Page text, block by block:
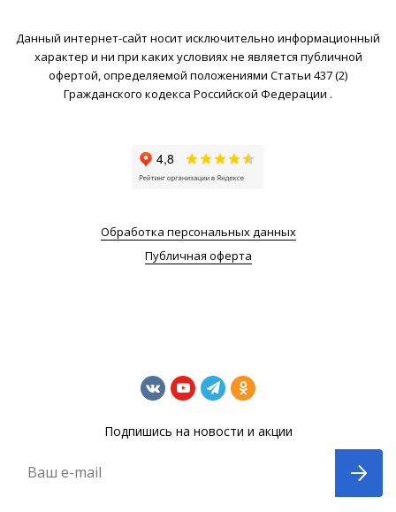
Данный интернет-сайт носит исключительно информационный
характер и ни при каких условиях не является публичной
офертой, определяемой положениями Статьи 437 (2)
Гражданского кодекса Российской Федерации .
Обработка персональных данных
Публичная оферта
Подпишись на новости и акции
Ваш e-mail